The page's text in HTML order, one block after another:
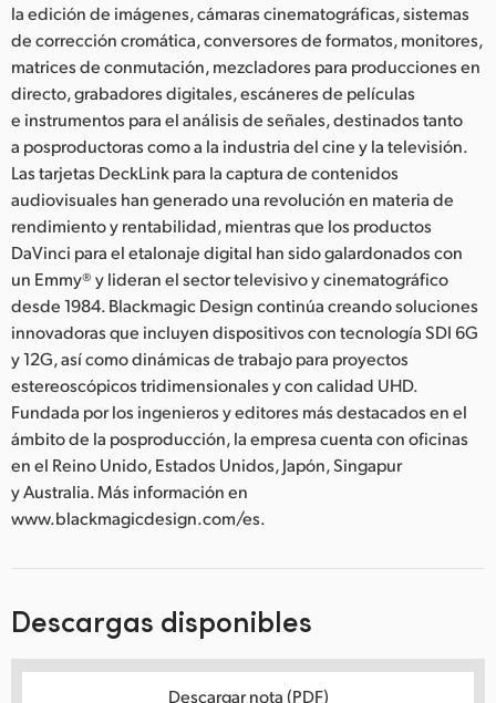
la edición de imágenes, cámaras cinematográficas, sistemas
de corrección cromática, conversores de formatos, monitores,
matrices de conmutación, mezcladores para producciones en
directo, grabadores digitales, escáneres de películas
e instrumentos para el análisis de señales, destinados tanto
a posproductoras como a la industria del cine y la televisión.
Las tarjetas DeckLink para la captura de contenidos
audiovisuales han generado una revolución en materia de
rendimiento y rentabilidad, mientras que los productos
DaVinci para el etalonaje digital han sido galardonados con
un Emmy® y lideran el sector televisivo y cinematográfico
desde 1984. Blackmagic Design continúa creando soluciones
innovadoras que incluyen dispositivos con tecnología SDI 6G
y 12G, así como dinámicas de trabajo para proyectos
estereoscópicos tridimensionales y con calidad UHD.
Fundada por los ingenieros y editores más destacados en el
ámbito de la posproducción, la empresa cuenta con oficinas
en el Reino Unido, Estados Unidos, Japón, Singapur
y Australia. Más información en
www.blackmagicdesign.com/es.
Descargas disponibles
Descargar nota (PDF)